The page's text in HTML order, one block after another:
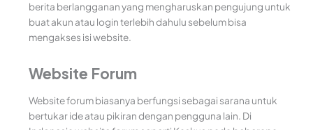
berita berlangganan yang mengharuskan pengujung untuk
buat akun atau login terlebih dahulu sebelum bisa
mengakses isi website.
Website Forum
Website forum biasanya berfungsi sebagai sarana untuk
bertukar ide atau pikiran dengan pengguna lain. Di